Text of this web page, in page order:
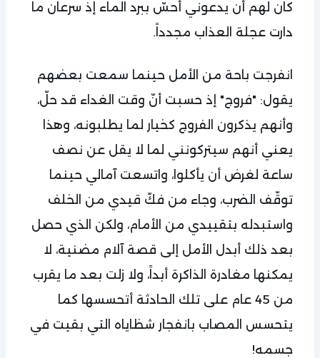
كان لهم أن يدعوني أحسّ ببرد الماء إذ سرعان ما
دارت عجلة العذاب مجدداً.
انفرجت باحة من الأمل حينما سمعت بعضهم
يقول: "فروج" إذ حسبت أنّ وقت الغداء قد حلّ،
وأنهم يذكرون الفروج كخيار لما يطلبونه، وهذا
يعني أنهم سيتركونني لما لا يقل عن نصف
ساعة لغرض أن يأكلوا، واتسعت آمالي حينما
توقّف الضرب، وجاء من فكّ قيدي من الخلف
واستبدله بتقييدي من الأمام، ولكن الذي حصل
بعد ذلك أبدل الأمل إلى قصة آلام مضنية، لا
يمكنها مغادرة الذاكرة أبداً، ولا زلت بعد ما يقرب
من 45 عام على تلك الحادثة أتحسسها كما
يتحسس المصاب بانفجار شظاياه التي بقيت في
جسمه!